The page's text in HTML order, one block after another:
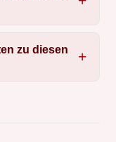
zu diesen